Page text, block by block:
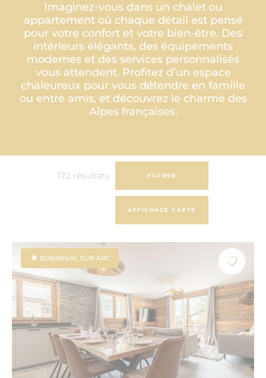
Imaginez-vous dans un chalet ou
appartement où chaque détail est pensé
pour votre confort et votre bien-être. Des
intérieurs élégants, des équipements
modernes et des services personnalisés
vous attendent. Profitez d’un espace
chaleureux pour vous détendre en famille
ou entre amis, et découvrez le charme des
Alpes françaises.
FILTRER
172 résultats
AFFICHAGE CARTE
BONNEVAL SUR ARC